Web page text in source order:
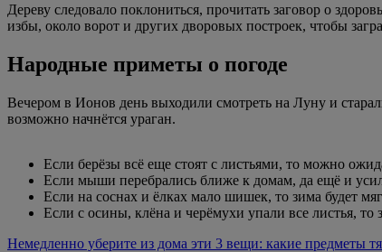
Дереву следовало поклониться, прочитать заговор о
избы, около ворот и других дворовых построек, чтобы
Народные приметы о погоде
Вечером в Ионов день выходили смотреть на Луну и
возможно начнётся ураган.
Если берёзы всё еще стоят с листьями, то можно
Если мыши перебрались ближе к домам, да ещё и
Если на соснах и ёлках мало шишек, то зима будет
Если с осины, клёна и черёмухи упали все листья, то
Немедленно уберите из дома эти 3 вещи: какие предметы